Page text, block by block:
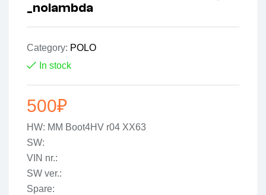
_nolambda
Category: POLO
In stock
500₽
HW: MM Boot4HV r04 XX63
SW:
VIN nr.:
SW ver.:
Spare: